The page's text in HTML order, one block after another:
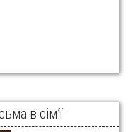
в сім’ї